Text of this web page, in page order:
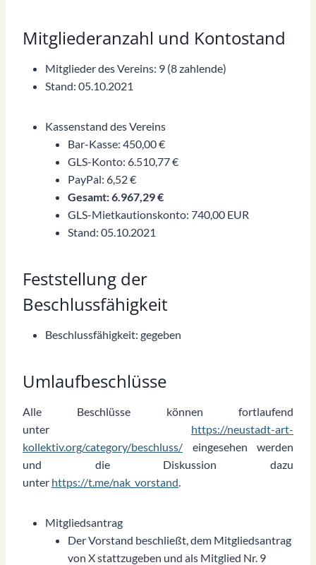
Mitgliederanzahl und Kontostand
Mitglieder des Vereins: 9 (8 zahlende)
Stand: 05.10.2021
Kassenstand des Vereins
Bar-Kasse: 450,00 €
GLS-Konto: 6.510,77 €
PayPal: 6,52 €
Gesamt: 6.967,29 €
GLS-Mietkautionskonto: 740,00 EUR
Stand: 05.10.2021
Feststellung der
Beschlussfähigkeit
Beschlussfähigkeit: gegeben
Umlaufbeschlüsse
Alle Beschlüsse können fortlaufend
unter https://neustadt-art-
kollektiv.org/category/beschluss/ eingesehen werden
und die Diskussion dazu
unter https://t.me/nak_vorstand
Mitgliedsantrag
Der Vorstand beschließt, dem Mitgliedsantrag
von X stattzugeben und als Mitglied Nr. 9